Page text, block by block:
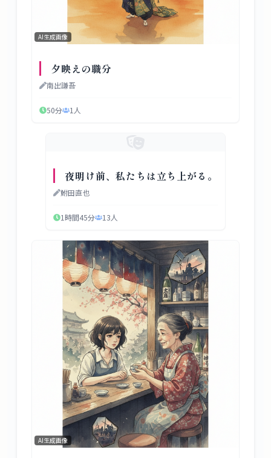
AI生成画像
夕映えの職分
南出謙吾
50分 1 人
夜明け前、私たちは立ち上がる。
鮒田直也
1時間45分 13人
AI生成画像